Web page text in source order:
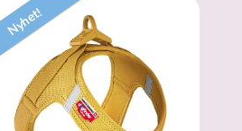
Nyhet!